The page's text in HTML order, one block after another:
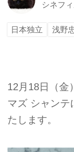
シネフ
日本独立 浅野
12月18日（金
マズ シャンテ
たします。